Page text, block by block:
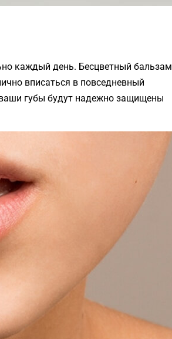
каждый день. Бесцветный бальзам
вписаться в повседневный
губы будут надежно защищены